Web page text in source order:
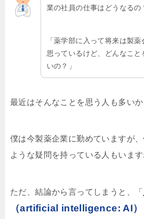
業の社員の仕事はどうなるの
「薬学部に入って将来は製
思っているけど、どんなこと
いの？」
最近はそんなことを思う人も多いか
僕は今製薬企業に勤めていますが
ような疑問を持っている人もいます
ただ、結論から言ってしまうと、「
（artificial intelligence: AI）